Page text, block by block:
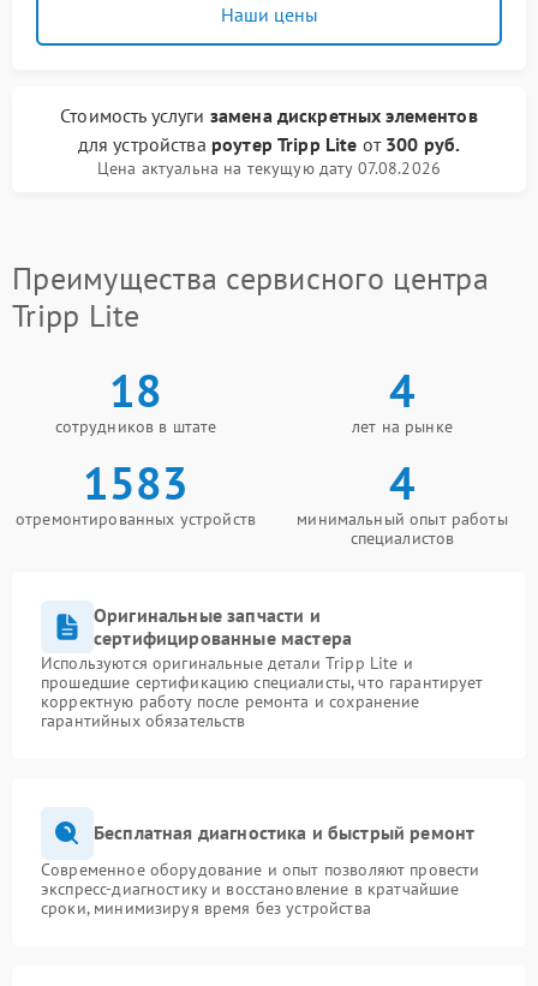
Наши цены
Стоимость услуги замена дискретных элементов
для устройства роутер Tripp Lite от 300 руб.
Цена актуальна на текущую дату 07.08.2026
Преимущества сервисного центра
Tripp Lite
18
сотрудников в штате
4
лет на рынке
1583
отремонтированных устройств
4
минимальный опыт работы
специалистов
Оригинальные запчасти и
сертифицированные мастера
Используются оригинальные детали Tripp Lite и
прошедшие сертификацию специалисты, что гарантирует
корректную работу после ремонта и сохранение
гарантийных обязательств
Бесплатная диагностика и быстрый ремонт
Современное оборудование и опыт позволяют провести
экспресс-диагностику и восстановление в кратчайшие
сроки, минимизируя время без устройства